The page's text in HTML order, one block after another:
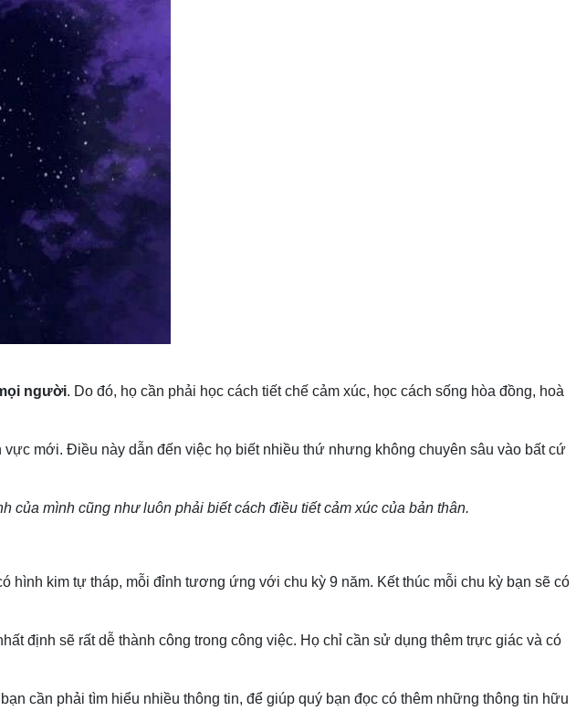
người. Do đó, họ cần phải học cách tiết chế cảm xúc, học cách sống hòa đồng, hoà
mới. Điều này dẫn đến việc họ biết nhiều thứ nhưng không chuyên sâu vào bất cứ
của mình cũng như luôn phải biết cách điều tiết cảm xúc của bản thân.
hình kim tự tháp, mỗi đỉnh tương ứng với chu kỳ 9 năm. Kết thúc mỗi chu kỳ bạn sẽ có
định sẽ rất dễ thành công trong công việc. Họ chỉ cần sử dụng thêm trực giác và có
cần phải tìm hiểu nhiều thông tin, để giúp quý bạn đọc có thêm những thông tin hữu